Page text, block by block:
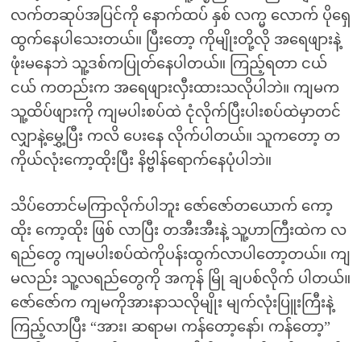
လက်တဆုပ်အပြင်ကို နောက်ထပ် နှစ် လက္မ လောက် ပိုရှေ
ထွက်နေပါသေးတယ်။ ပြီးတော့ ကိုမျိုးတို့လို အရေဖျားနဲ့
ဖုံးမနေဘဲ သူ့ဒစ်ကပြုတ်နေပါတယ်။ ကြည့်ရတာ ငယ်
ငယ် ကတည်းက အရေဖျားလှီးထားသလိုပါဘဲ။ ကျမက
သူ့ထိပ်ဖျားကို ကျမပါးစပ်ထဲ ငုံလိုက်ပြီးပါးစပ်ထဲမှာတင်
လျှာနဲ့မွှေ့ပြီး ကလိ ပေးနေ လိုက်ပါတယ်။ သူကတော့ တ
ကိုယ်လုံးကော့ထိုးပြီး နိဗ္ဗါန်ရောက်နေပုံပါဘဲ။
သိပ်တောင်မကြာလိုက်ပါဘူး ဇော်ဇော်တယောက် ကော့
ထိုး ကော့ထိုး ဖြစ် လာပြီး တအီးအီးနဲ့ သူ့ဟာကြီးထဲက လ
ရည်တွေ ကျမပါးစပ်ထဲကိုပန်းထွက်လာပါတော့တယ်။ ကျ
မလည်း သူ့လရည်တွေကို အကုန် မြို ချပစ်လိုက် ပါတယ်။
ဇော်ဇော်က ကျမကိုအားနာသလိုမျိုး မျက်လုံးပြူးကြီးနဲ့
ကြည့်လာပြီး “အား၊ ဆရာမ၊ ကန်တော့နော်၊ ကန်တော့”